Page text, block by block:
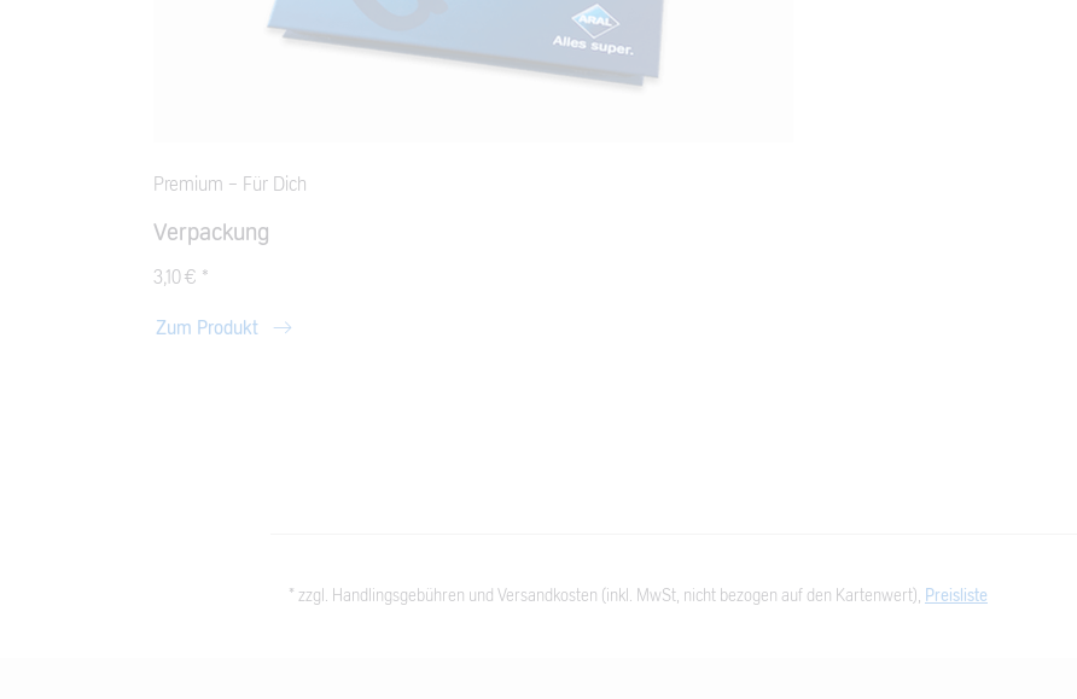
Premium - Für Dich
Verpackung
3,10 € *
Zum Produkt
* zzgl. Handlingsgebühren und Versandkosten (inkl. MwSt, nicht bezogen auf den Kartenwert), Preisliste